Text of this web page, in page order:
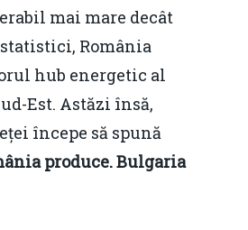
mai mare decât
România
hub energetic al
Est. Astăzi însă,
începe să spună
produce. Bulgaria